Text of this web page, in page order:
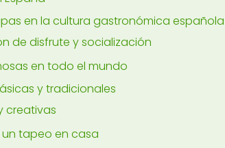
en la cultura gastronómica española
de disfrute y socialización
en todo el mundo
y tradicionales
creativas
tapeo en casa